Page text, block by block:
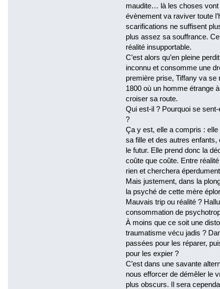
maudite… là les choses vont
évènement va raviver toute
scarifications ne suffisent
plus assez sa souffrance.
réalité insupportable.
C’est alors qu’en pleine
inconnu et consomme une
première prise, Tiffany va
1800 où un homme étrange
croiser sa route.
Qui est-il ? Pourquoi se
?
Ça y est, elle a compris :
sa fille et des autres
le futur. Elle prend donc la
coûte que coûte. Entre
rien et cherchera
Mais justement, dans la
la psyché de cette mère
Mauvais trip ou réalité ?
consommation de
À moins que ce soit une
traumatisme vécu jadis ?
passées pour les réparer,
pour les expier ?
C’est dans une savante
nous efforcer de démêler le
plus obscurs. Il sera